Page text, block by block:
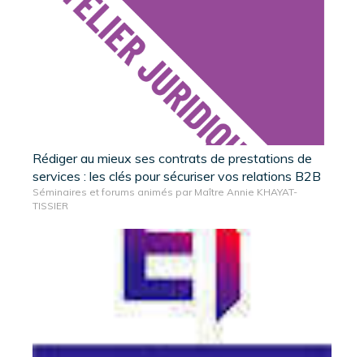
Rédiger au mieux ses contrats de prestations de
services : les clés pour sécuriser vos relations B2B
Séminaires et forums animés par Maître Annie KHAYAT-
TISSIER